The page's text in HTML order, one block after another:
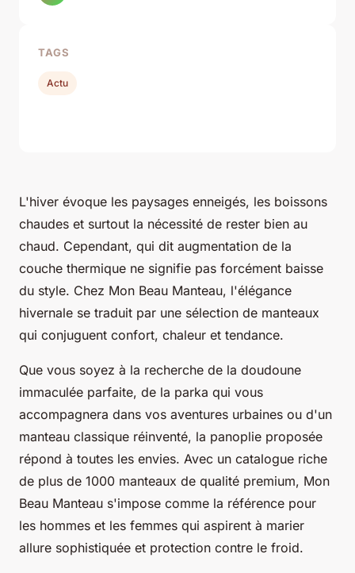
L'hiver évoque les paysages enneigés, les boissons
chaudes et surtout la nécessité de rester bien au
chaud. Cependant, qui dit augmentation de la
couche thermique ne signifie pas forcément baisse
du style. Chez Mon Beau Manteau, l'élégance
hivernale se traduit par une sélection de manteaux
qui conjuguent confort, chaleur et tendance.
Que vous soyez à la recherche de la doudoune
immaculée parfaite, de la parka qui vous
accompagnera dans vos aventures urbaines ou d'un
manteau classique réinventé, la panoplie proposée
répond à toutes les envies. Avec un catalogue riche
de plus de 1000 manteaux de qualité premium, Mon
Beau Manteau s'impose comme la référence pour
les hommes et les femmes qui aspirent à marier
allure sophistiquée et protection contre le froid.
TAGS
Actu